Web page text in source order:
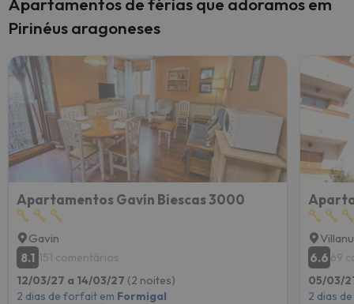
Pirinéus aragoneses
Apartamentos Gavín Biescas 3000
Gavin
8.1 151 comentários
12/03/27 a 14/03/27 (2 noites)
2 dias de forfait em Formigal
6.6 69
05/03/
2 dias